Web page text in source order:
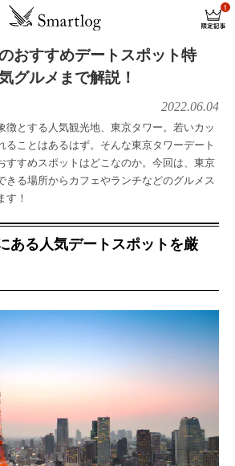
おすすめデートスポット特
グルメまで解説！
2022.06.04
徴とする人気観光地、東京タワー。若いカッ
ることはあるはず。そんな東京タワーデート
すすめスポットはどこなのか。今回は、東京
きる場所からカフェやランチなどのグルメス
す！
ある人気デートスポットを厳